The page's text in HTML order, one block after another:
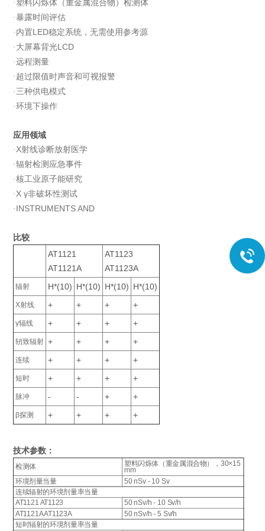
· 塑料闪烁体（重金属混合物）检测体
·暴露时间评估
· 内置LED稳定系统，无需使用参考源
· 大屏幕背光LCD
·远程测量
· 超过限值时声音和可视报警
·三种供电模式
·环境下操作
应用领域
·X射线诊断放射医学
·辐射检测应急事件
·核工业原子能研究
·X γ非破坏性测试
· INSTRUMENTS AND
比较
+
AT1121
AT1121A
AT1123
AT1123A
辐射 H*(10) H*(10) H*(10) H*(10)
X射线 + + + +
γ辐线 + + + +
轫致辐射 + + + +
连续 + + + +
短时 + + + +
脉冲 - - + +
β探测 + + + +
技术参数：
检测体
塑料闪烁体（重金属混合物），30×15
mm
环境剂量当量
50 nSv - 10 Sv
连续辐射的环境剂量率当量
AT1121 AT1123
50 nSv/h - 10 Sv/h
AT1121A AT1123A
50 nSv/h - 5 Sv/h
短时辐射的环境剂量率当量